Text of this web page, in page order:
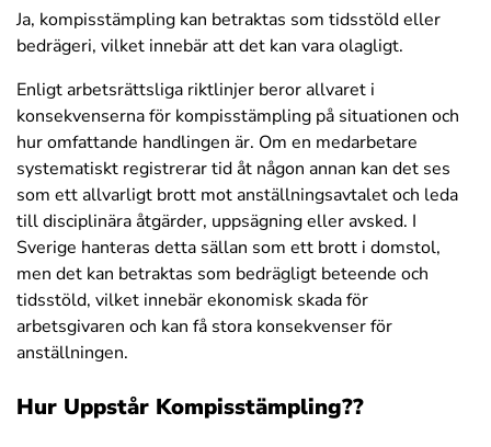
Ja, kompisstämpling kan betraktas som tidsstöld eller
bedrägeri, vilket innebär att det kan vara olagligt.
Enligt arbetsrättsliga riktlinjer beror allvaret i
konsekvenserna för kompisstämpling på situationen och
hur omfattande handlingen är. Om en medarbetare
systematiskt registrerar tid åt någon annan kan det ses
som ett allvarligt brott mot anställningsavtalet och leda
till disciplinära åtgärder, uppsägning eller avsked. I
Sverige hanteras detta sällan som ett brott i domstol,
men det kan betraktas som bedrägligt beteende och
tidsstöld, vilket innebär ekonomisk skada för
arbetsgivaren och kan få stora konsekvenser för
anställningen.
Hur Uppstår Kompisstämpling??